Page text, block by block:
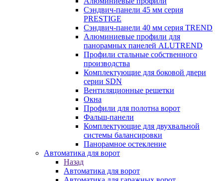
Сэндвич-панели 45 мм серия
PRESTIGE
Сэндвич-панели 40 мм серия TREND
Алюминиевые профили для
панорамных панелей ALUTREND
Профили стальные собственного
производства
Комплектующие для боковой двери
серии SDN
Вентиляционные решетки
Окна
Профили для полотна ворот
Фальш-панели
Комплектующие для двухвальной
системы балансировки
Панорамное остекление
Автоматика для ворот
Назад
Автоматика для ворот